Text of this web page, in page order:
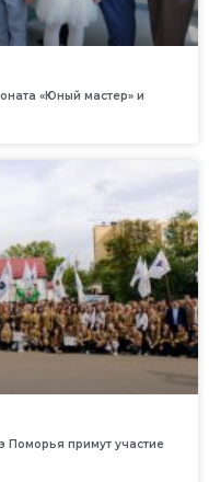
«Юный мастер» и
Поморья примут участие